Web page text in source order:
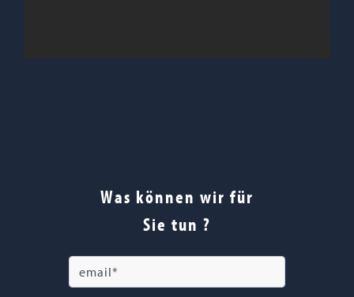
Was können wir für
Sie tun ?